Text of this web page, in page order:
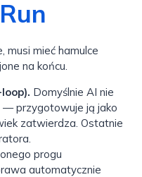
musi mieć hamulce
na końcu.
Domyślnie AI nie
— przygotowuje ją jako
zatwierdza. Ostatnie
progu
automatycznie